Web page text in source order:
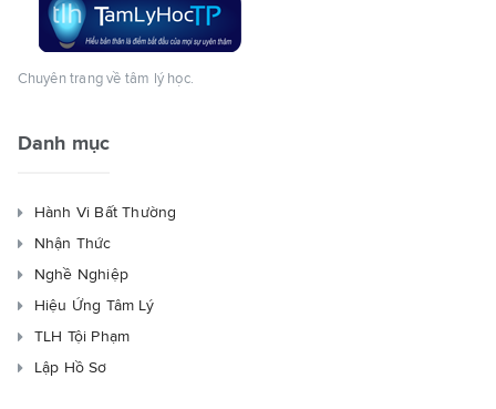
Chuyên trang về tâm lý học.
Danh mục
Hành Vi Bất Thường
Nhận Thức
Nghề Nghiệp
Hiệu Ứng Tâm Lý
TLH Tội Phạm
Lập Hồ Sơ